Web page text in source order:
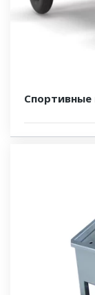
Спортивные